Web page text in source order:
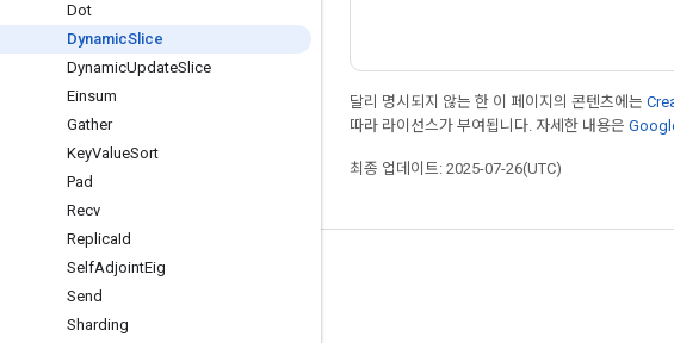
Dot
DynamicSlice
DynamicUpdateSlice
Einsum
Gather
KeyValueSort
Pad
Recv
ReplicaId
SelfAdjointEig
Send
Sharding
달리 명시되지 않는 한 이 페이지의 콘텐츠에는
따라 라이선스가 부여됩니다. 자세한 내용은
최종 업데이트: 2025-07-26(UTC)
최신 소식 확인하기